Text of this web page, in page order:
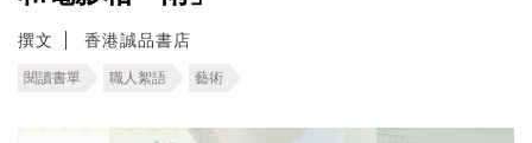
撰文 香港誠品書店
閱讀書單 職人絮語 藝術